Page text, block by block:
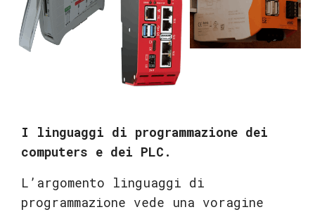
I linguaggi di programmazione dei
computers e dei PLC.
L’argomento linguaggi di
programmazione vede una voragine